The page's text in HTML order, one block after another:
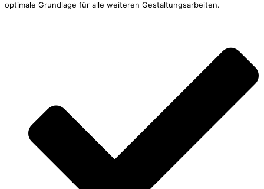
optimale Grundlage für alle weiteren Gestaltungsarbeiten.